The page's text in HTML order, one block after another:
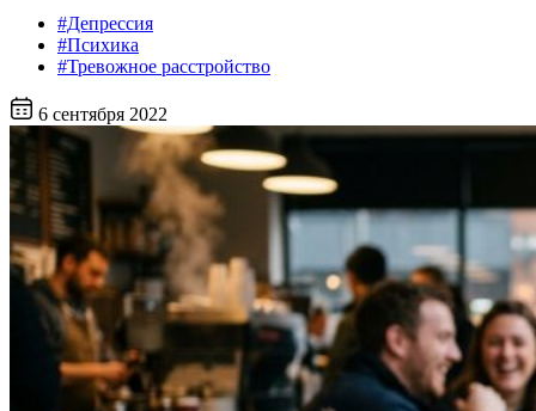
#Депрессия
#Психика
#Тревожное расстройство
6 сентября 2022